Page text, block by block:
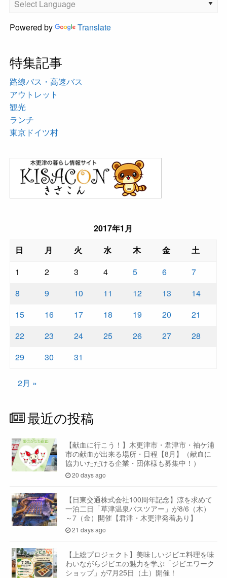
Powered by Translate
特集記事
路線バス・高速バス
アウトレット
観光
ランチ
東京ドイツ村
2017年1月
日
月 火 水 木 金
土
1
2 3 4 5 6
7
8
9 10 11 12 13
14
15
16 17 18 19 20
21
22
23 24 25 26 27
28
29
30 31
2月 »
最近の投稿
【献血に行こう！】木更津市・君津市・袖ケ浦
市の献血が出来る場所・日程【8月】（献血に
協力いただける企業・団体様も募集中！）
20 days ago
【日東交通株式会社100周年記念】涼を求めて
一泊二日「草津温泉バスツアー」が8/6（木）
～7（金）開催【君津・木更津発着あり】
21 days ago
【上総プロジェクト】美味しいジビエ料理を味
わいながらジビエの魅力を学ぶ「ジビエワーク
ショップ」が7月25日（土）開催！